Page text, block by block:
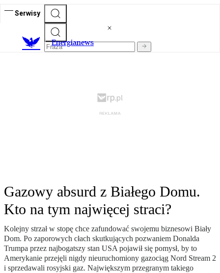
Serwisy
Energianews
Gazowy absurd z Białego Domu.
Kto na tym najwięcej straci?
Kolejny strzał w stopę chce zafundować swojemu biznesowi Biały
Dom. Po zaporowych cłach skutkujących pozwaniem Donalda
Trumpa przez najbogatszy stan USA pojawił się pomysł, by to
Amerykanie przejęli nigdy nieuruchomiony gazociąg Nord Stream 2
i sprzedawali rosyjski gaz. Największym przegranym takiego